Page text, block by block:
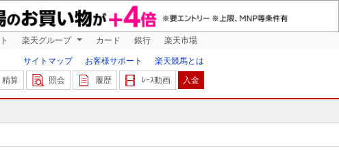
楽天グループ カード 銀行 楽天市場
サイトマップ お客様サポート
楽天競馬とは
精算 照会 履歴 ﾚｰｽ動画 入金